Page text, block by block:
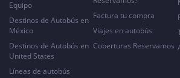
Equipo
Destinos de Autobús en
México
Destinos de Autobús en
United States
Líneas de autobús
Factura tu compra
Viajes en autobús
Coberturas Reservamos